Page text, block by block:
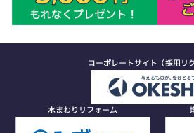
コーポレートサイト（採用リ
水まわりリフォーム